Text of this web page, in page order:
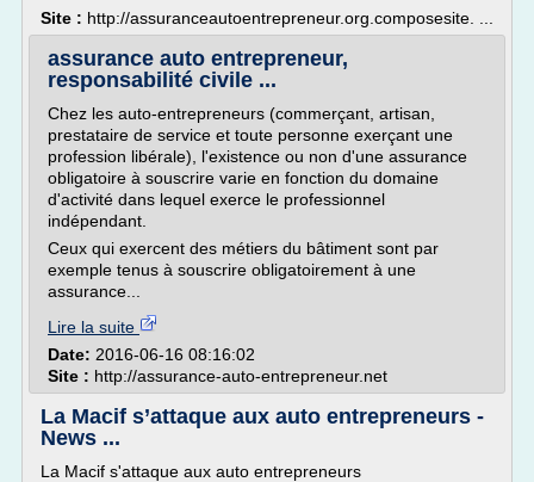
Site : http://assuranceautoentrepreneur.org.composesite. ...
assurance auto entrepreneur,
responsabilité civile ...
Chez les auto-entrepreneurs (commerçant, artisan,
prestataire de service et toute personne exerçant une
profession libérale), l'existence ou non d'une assurance
obligatoire à souscrire varie en fonction du domaine
d'activité dans lequel exerce le professionnel
indépendant.
Ceux qui exercent des métiers du bâtiment sont par
exemple tenus à souscrire obligatoirement à une
assurance...
Lire la suite
Date: 2016-06-16 08:16:02
Site : http://assurance-auto-entrepreneur.net
La Macif s’attaque aux auto entrepreneurs -
News ...
La Macif s'attaque aux auto entrepreneurs